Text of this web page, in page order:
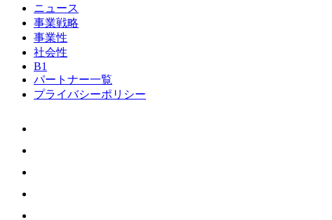
ニュース
事業戦略
事業性
社会性
B1
パートナー一覧
プライバシーポリシー